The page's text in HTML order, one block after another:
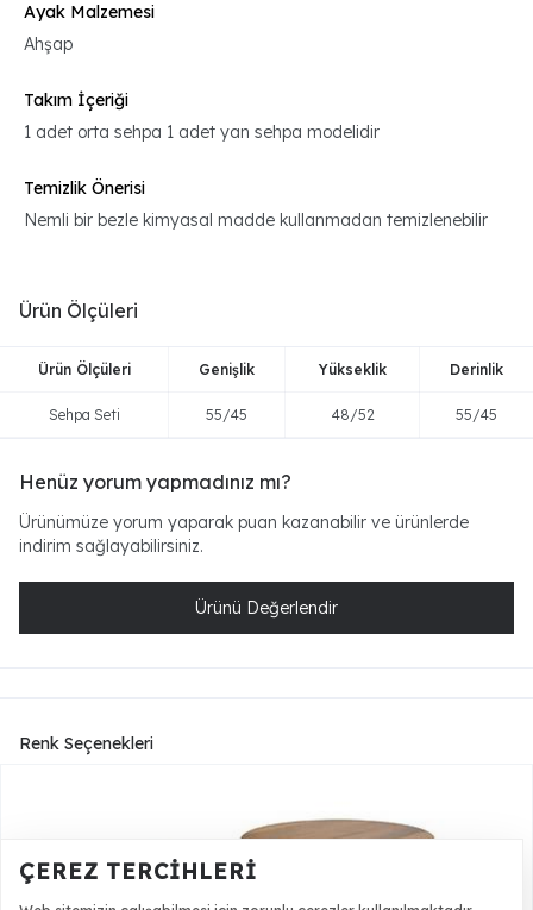
Ayak Malzemesi
Ahşap
Takım İçeriği
1 adet orta sehpa 1 adet yan sehpa modelidir
Temizlik Önerisi
Nemli bir bezle kimyasal madde kullanmadan temizlenebilir
Ürün Ölçüleri
Ürün Ölçüleri Genişlik Yükseklik Derinlik
Sehpa Seti 55/45 48/52 55/45
Henüz yorum yapmadınız mı?
Ürünümüze yorum yaparak puan kazanabilir ve ürünlerde
indirim sağlayabilirsiniz.
Ürünü Değerlendir
Renk Seçenekleri
ÇEREZ TERCIHLERI